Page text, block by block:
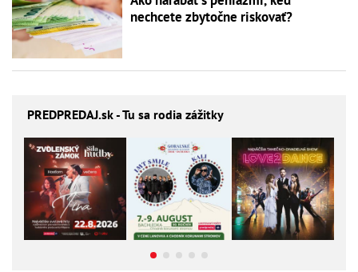
nechcete zbytočne riskovať?
PREDPREDAJ.sk - Tu sa rodia zážitky